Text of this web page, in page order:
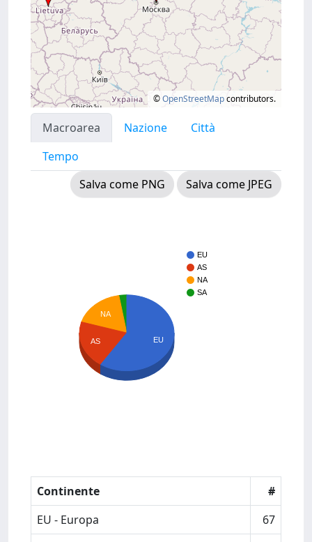
©OpenStreetMapcontributors.
Macroarea Nazione
Città
Tempo
Salva come PNG
Salva come JPEG
EU
AS
NA
SA
NA
AS EU
Continente
#
EU - Europa
67